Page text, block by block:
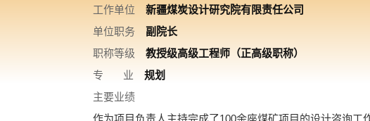
工作单位
新疆煤炭设计研究院有限责任公司
单位职务
副院长
职称等级
教授级高级工程师（正高级职称）
专 业
规划
主要业绩
作为项目负责人主持完成了100余座煤矿项目的设计咨询